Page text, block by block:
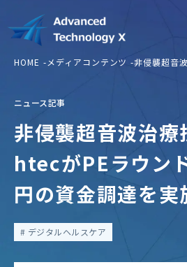
HOME メディアコンテンツ 非侵襲超音
ニュース記事
非侵襲超音波治
htecがPEラウン
円の資金調達を実
デジタルヘルスケア